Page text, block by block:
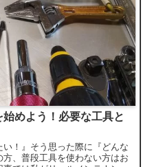
めよう！必要な工具と
い！』そう思った際に『どんな
、普段工具を使わない方はお